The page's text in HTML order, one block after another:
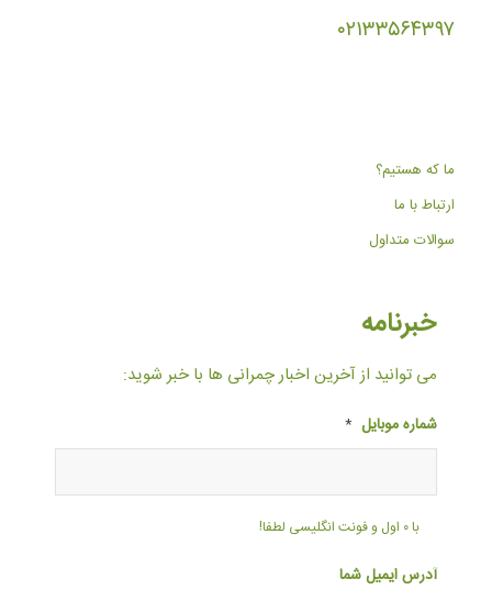
۰۲۱۳۳۵۶۴۳۹۷
ما که هستیم؟
ارتباط با ما
سوالات متداول
خبرنامه
می توانید از آخرین اخبار چمرانی ها با خبر شوید:
شماره موبایل *
با ۰ اول و فونت انگلیسی لطفا!
آدرس ایمیل شما